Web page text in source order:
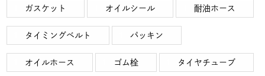
ガスケット オイルシール 耐油ホース
タイミングベルト パッキン
オイルホース ゴム栓 タイヤチューブ